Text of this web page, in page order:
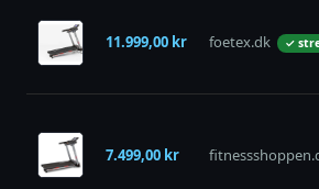
11.999,00 kr foetex.dk ✓
7.499,00 kr